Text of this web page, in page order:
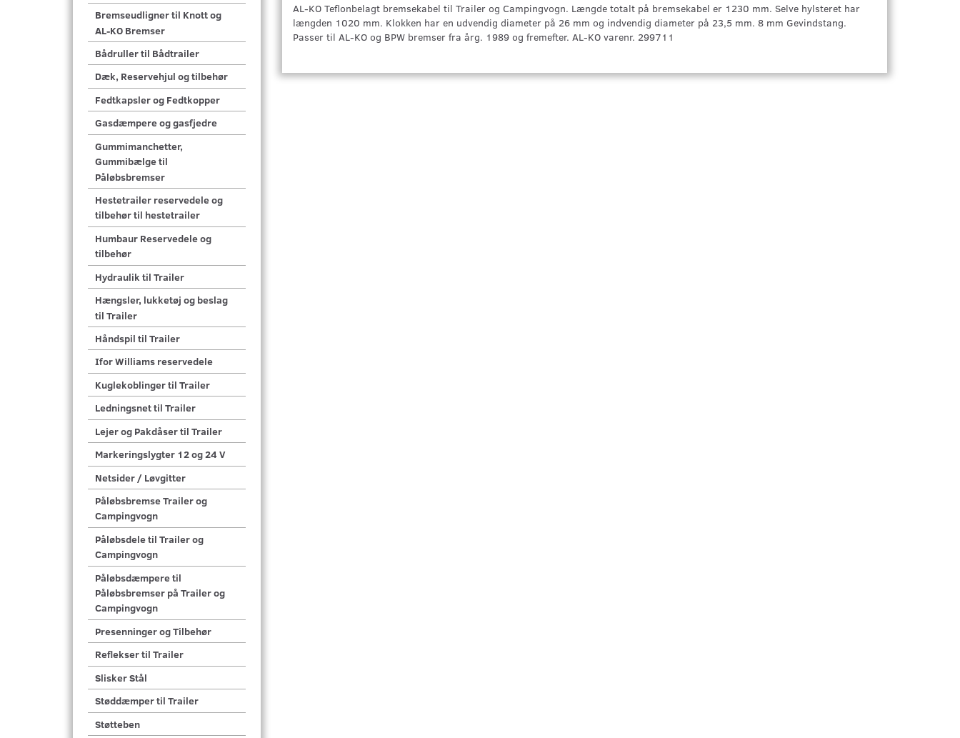
Bremseudligner til Knott og
AL-KO Bremser
Bådruller til Bådtrailer
Dæk, Reservehjul og tilbehør
Fedtkapsler og Fedtkopper
Gasdæmpere og gasfjedre
Gummimanchetter,
Gummibælge til
Påløbsbremser
Hestetrailer reservedele og
tilbehør til hestetrailer
Humbaur Reservedele og
tilbehør
Hydraulik til Trailer
Hængsler, lukketøj og beslag
til Trailer
Håndspil til Trailer
Ifor Williams reservedele
Kuglekoblinger til Trailer
Ledningsnet til Trailer
Lejer og Pakdåser til Trailer
Markeringslygter 12 og 24 V
Netsider / Løvgitter
Påløbsbremse Trailer og
Campingvogn
Påløbsdele til Trailer og
Campingvogn
Påløbsdæmpere til
Påløbsbremser på Trailer og
Campingvogn
Presenninger og Tilbehør
Reflekser til Trailer
Slisker Stål
Støddæmper til Trailer
Støtteben
AL-KO Teflonbelagt bremsekabel til Trailer og Campingvogn. Længde totalt på bremsekabel er 1230 mm. Selve hylsteret har
længden 1020 mm. Klokken har en udvendig diameter på 26 mm og indvendig diameter på 23,5 mm. 8 mm Gevindstang.
Passer til AL-KO og BPW bremser fra årg. 1989 og fremefter. AL-KO varenr. 299711